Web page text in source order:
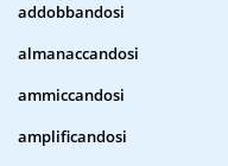
addobbandosi
almanaccandosi
ammiccandosi
amplificandosi